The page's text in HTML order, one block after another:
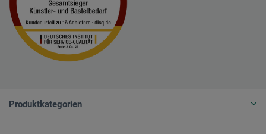
Produktkategorien